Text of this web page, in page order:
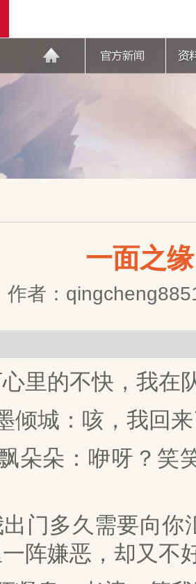
一面之
作者：
的不快，我在
城：咳，我回来
朵：咿呀？笑笑
多久需要向你
阵嫌恶，却又不